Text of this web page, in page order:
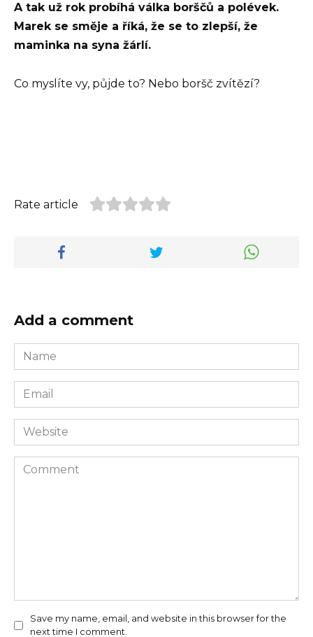
A tak už rok probíhá válka borščů a polévek.
Marek se směje a říká, že se to zlepší, že
maminka na syna žárlí.
Co myslíte vy, půjde to? Nebo boršč zvítězí?
Rate article
Add a comment
Name
*
Email
*
Website
Comment
Save my name, email, and website in this browser for the
next time I comment.